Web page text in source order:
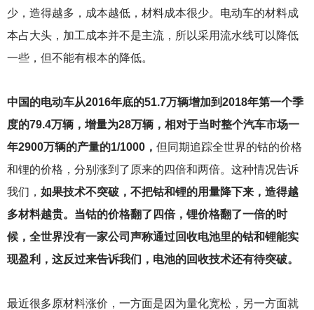
少，造得越多，成本越低，材料成本很少。电动车的材料成
本占大头，加工成本并不是主流，所以采用流水线可以降低
一些，但不能有根本的降低。
中国的电动车从2016年底的51.7万辆增加到2018年第一个季
度的79.4万辆，增量为28万辆，相对于当时整个汽车市场一
年2900万辆的产量的1/1000， 但同期追踪全世界的钴的价格
和锂的价格，分别涨到了原来的四倍和两倍。这种情况告诉
我们， 如果技术不突破，不把钴和锂的用量降下来，造得越
多材料越贵。当钴的价格翻了四倍，锂价格翻了一倍的时
候，全世界没有一家公司声称通过回收电池里的钴和锂能实
现盈利，这反过来告诉我们，电池的回收技术还有待突破。
最近很多原材料涨价，一方面是因为量化宽松，另一方面就